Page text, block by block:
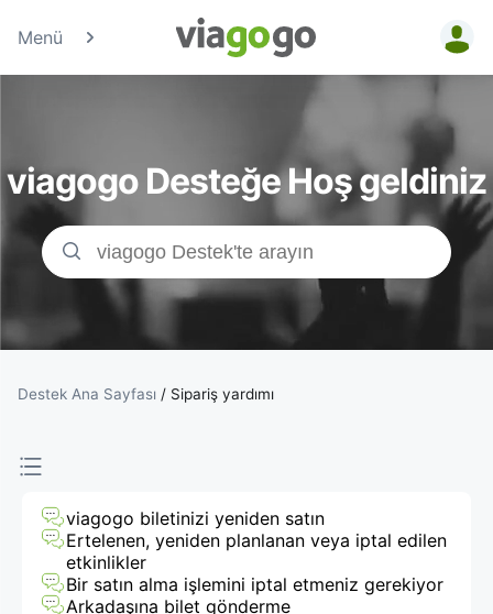
Menü
Biletler
Konser,
Spor
&amp;
Tiyatro
Biletleri
viagogo
Bilet
viagogo Desteğe Hoş geldiniz
Destek Ana Sayfası / Sipariş yardımı
viagogo biletinizi yeniden satın
Ertelenen, yeniden planlanan veya iptal edilen
etkinlikler
Bir satın alma işlemini iptal etmeniz gerekiyor
Arkadaşına bilet gönderme